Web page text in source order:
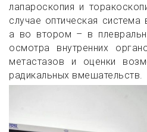
лапароскопия и
случае оптическая
а во втором – в
осмотра внутренних
метастазов и оценки
радикальных вмешательств.